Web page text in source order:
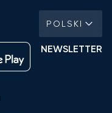
POLSKI
NEWSLETTER